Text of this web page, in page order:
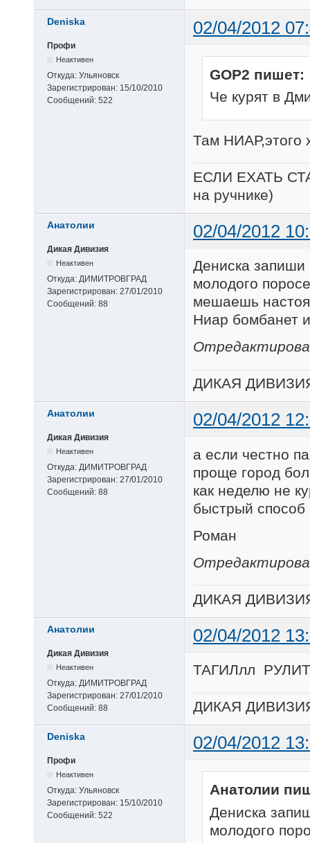
Deniska 02/04/2012
Профи
Неактивен
Откуда: Ульяновск
Зарегистрирован: 15/10/2010
Сообщений: 522
GOP2 пишет:
Че курят в
Там НИАР,этого
ЕСЛИ ЕХАТЬ
на ручнике)
Анатолии 02/04/2012
Дикая Дивизия
Неактивен
Откуда: ДИМИТРОВГРАД
Зарегистрирован: 27/01/2010
Сообщений: 88
Дениска запиши
молодого
мешаешь
Ниар бомбанет
ДИКАЯ
Анатолии 02/04/2012
Дикая Дивизия
Неактивен
Откуда: ДИМИТРОВГРАД
Зарегистрирован: 27/01/2010
Сообщений: 88
а если честно
проще город
как неделю не
быстрый способ
Роман
ДИКАЯ
Анатолии 02/04/2012
Дикая Дивизия
Неактивен
Откуда: ДИМИТРОВГРАД
Зарегистрирован: 27/01/2010
Сообщений: 88
ТАГИЛлл
ДИКАЯ
Deniska 02/04/2012
Профи
Неактивен
Откуда: Ульяновск
Зарегистрирован: 15/10/2010
Сообщений: 522
Анатолии
Дениска
молодого